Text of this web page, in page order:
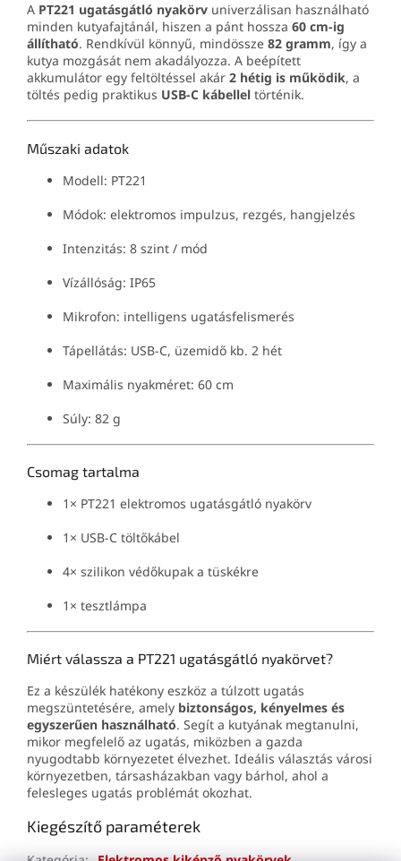
A PT221 ugatásgátló nyakörv univerzálisan használható
minden kutyafajtánál, hiszen a pánt hossza 60 cm-ig
állítható. Rendkívül könnyű, mindössze 82 gramm, így a
kutya mozgását nem akadályozza. A beépített
akkumulátor egy feltöltéssel akár 2 hétig is működik, a
töltés pedig praktikus USB-C kábellel történik.
Műszaki adatok
Modell: PT221
Módok: elektromos impulzus, rezgés, hangjelzés
Intenzitás: 8 szint / mód
Vízállóság: IP65
Mikrofon: intelligens ugatásfelismerés
Tápellátás: USB-C, üzemidő kb. 2 hét
Maximális nyakméret: 60 cm
Súly: 82 g
Csomag tartalma
1× PT221 elektromos ugatásgátló nyakörv
1× USB-C töltőkábel
4× szilikon védőkupak a tüskékre
1× tesztlámpa
Miért válassza a PT221 ugatásgátló nyakörvet?
Ez a készülék hatékony eszköz a túlzott ugatás
megszüntetésére, amely biztonságos, kényelmes és
egyszerűen használható. Segít a kutyának megtanulni,
mikor megfelelő az ugatás, miközben a gazda
nyugodtabb környezetet élvezhet. Ideális választás városi
környezetben, társasházakban vagy bárhol, ahol a
felesleges ugatás problémát okozhat.
Kiegészítő paraméterek